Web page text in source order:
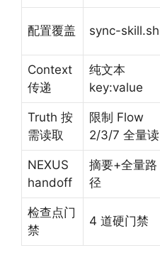
配置覆盖 sync-skill.sh
Context
传递
纯文本
key:value
Truth 按
需读取
限制 Flow
2/3/7 全量读
NEXUS
handoff
摘要+全量路
径
检查点门
禁
4 道硬门禁